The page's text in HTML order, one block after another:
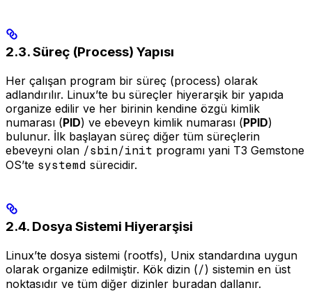
2.3. Süreç (Process) Yapısı
Her çalışan program bir süreç (process) olarak
adlandırılır. Linux’te bu süreçler hiyerarşik bir yapıda
organize edilir ve her birinin kendine özgü kimlik
numarası (PID) ve ebeveyn kimlik numarası (PPID)
bulunur. İlk başlayan süreç diğer tüm süreçlerin
ebeveyni olan /sbin/init programı yani T3 Gemstone
OS’te systemd sürecidir.
2.4. Dosya Sistemi Hiyerarşisi
Linux’te dosya sistemi (rootfs), Unix standardına uygun
olarak organize edilmiştir. Kök dizin (/) sistemin en üst
noktasıdır ve tüm diğer dizinler buradan dallanır.